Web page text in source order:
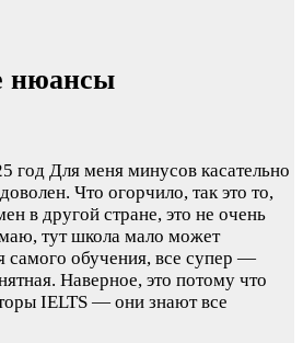
нюансы
год Для меня минусов касательно
Что огорчило, так это то,
в другой стране, это не очень
тут школа мало может
самого обучения, все супер —
Наверное, это потому что
IELTS — они знают все